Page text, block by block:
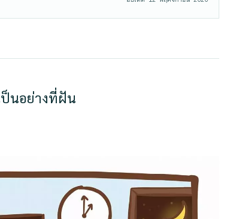
นอย่างที่ฝัน